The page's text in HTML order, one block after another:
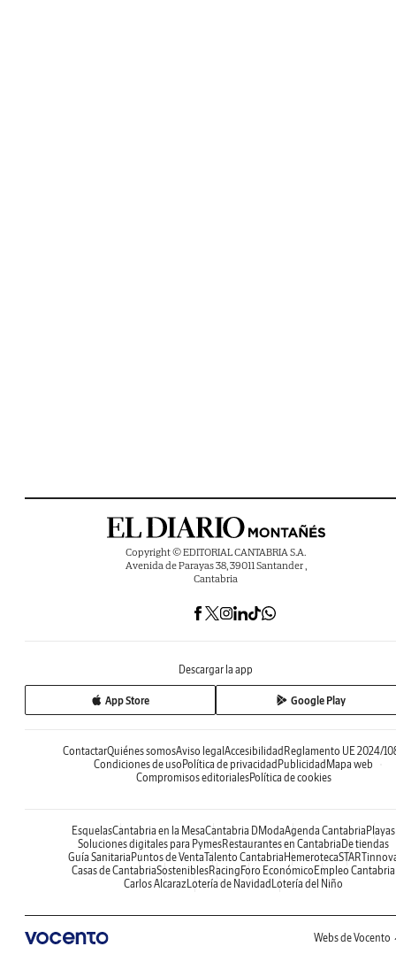
Copyright © EDITORIAL CANTABRIA S.A.
Avenida de Parayas 38, 39011 Santander ,
Cantabria
Descargar la app
App Store Google Play
ContactarQuiénes somosAviso legal Accesibilidad Reglamento UE 2024/
Condiciones de uso Política de privacidad Publicidad Mapa web
Compromisos editorialesPolítica de cookies
EsquelasCantabria en la MesaCantabria DModaAgenda Cantabria Playas
Soluciones digitales para PymesRestaurantes en Cantabria De tiendas
Guía Sanitaria Puntos de VentaTalento Cantabria Hemeroteca
Casas de CantabriaSosteniblesRacing Foro Económico Empleo Cantabria
Carlos AlcarazLotería de Navidad Lotería del Niño
Webs de Vocento